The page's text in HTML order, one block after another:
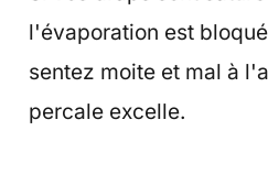
l'évaporation est
sentez moite et mal à
percale excelle.